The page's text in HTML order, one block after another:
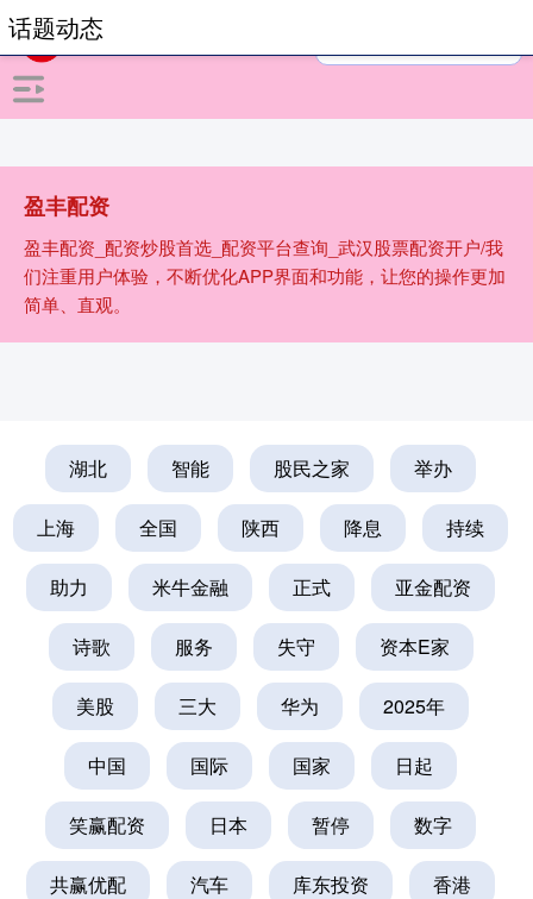
盈丰配资
盈丰配资_配资炒股首选_配资平台查询_武汉股票配资开户/我
们注重用户体验，不断优化APP界面和功能，让您的操作更加
简单、直观。
话题动态
湖北 智能 股民之家 举办
上海 全国 陕西 降息 持续
助力 米牛金融 正式 亚金配资
诗歌 服务 失守 资本E家
美股 三大 华为 2025年
中国 国际 国家 日起
笑赢配资 日本 暂停 数字
共赢优配 汽车 库东投资 香港